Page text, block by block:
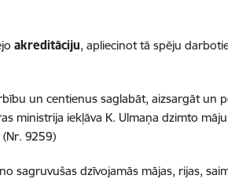
akreditāciju, apliecinot tā spēju
un centienus saglabāt, aizsargāt un
ministrija iekļāva K. Ulmaņa dzimto
(Nr. 9259)
sagruvušas dzīvojamās mājas, rijas,